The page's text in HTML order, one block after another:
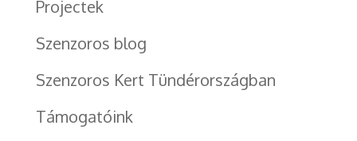
Projectek
Szenzoros blog
Szenzoros Kert Tündérországban
Támogatóink